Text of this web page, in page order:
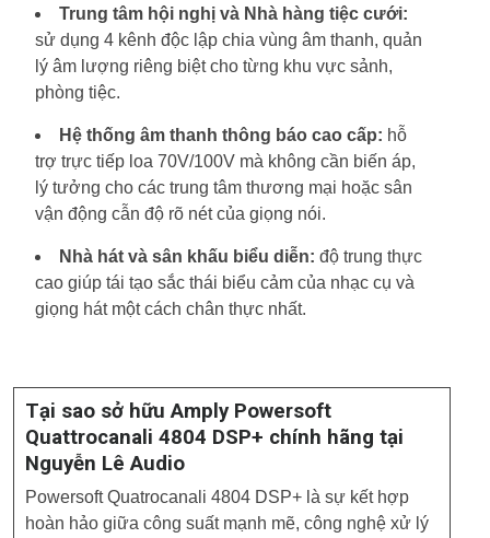
Trung tâm hội nghị và Nhà hàng tiệc cưới:
sử dụng 4 kênh độc lập chia vùng âm thanh, quản
lý âm lượng riêng biệt cho từng khu vực sảnh,
phòng tiệc.
Hệ thống âm thanh thông báo cao cấp: hỗ
trợ trực tiếp loa 70V/100V mà không cần biến áp,
lý tưởng cho các trung tâm thương mại hoặc sân
vận động cẫn độ rõ nét của giọng nói.
Nhà hát và sân khấu biểu diễn: độ trung thực
cao giúp tái tạo sắc thái biểu cảm của nhạc cụ và
giọng hát một cách chân thực nhất.
Tại sao sở hữu Amply Powersoft
Quattrocanali 4804 DSP+ chính hãng tại
Nguyễn Lê Audio
Powersoft Quatrocanali 4804 DSP+ là sự kết hợp
hoàn hảo giữa công suất mạnh mẽ, công nghệ xử lý